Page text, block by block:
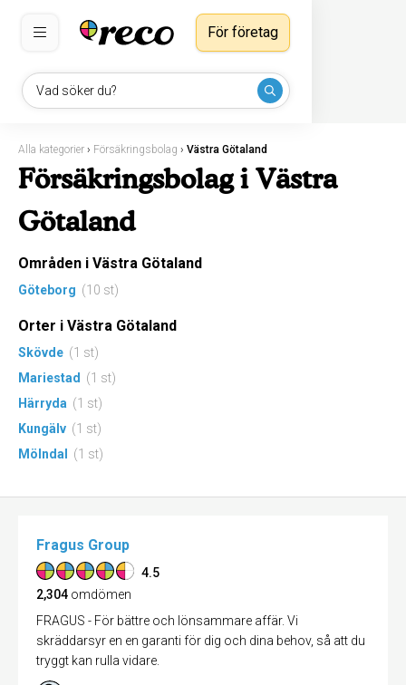
Vad söker du?
För företag
Alla kategorier › Försäkringsbolag › Västra Götaland
Försäkringsbolag i Västra
Götaland
Områden i Västra Götaland
Göteborg (10 st)
Orter i Västra Götaland
Skövde (1 st)
Mariestad
(1 st)
Härryda (1 st)
Kungälv (1 st)
Mölndal
(1 st)
Fragus Group
4.5
2,304 omdömen
FRAGUS - För bättre och lönsammare affär. Vi
skräddarsyr en en garanti för dig och dina behov, så att du
tryggt kan rulla vidare.